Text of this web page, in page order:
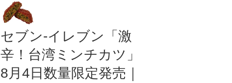
セブン-イレブン「激
辛！台湾ミンチカツ」
8月4日数量限定発売｜